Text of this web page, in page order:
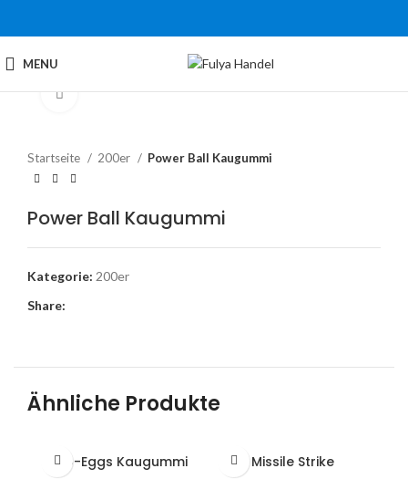
MENU
Click to enlarge
Startseite 200er Power Ball Kaugummi
Power Ball Kaugummi
Kategorie: 200er
Share:
Ähnliche Produkte
Dino-Eggs Kaugummi Missile Strike